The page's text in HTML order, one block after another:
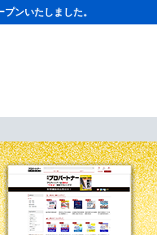
ンいたしました。